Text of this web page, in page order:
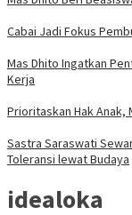
Cabai Jadi Fokus
Mas Dhito Ingatkan
Kerja
Prioritaskan Hak Anak,
Sastra Saraswati
Toleransi lewat Budaya
idealoka